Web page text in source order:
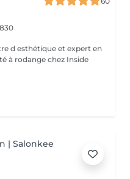
d esthétique et expert en
à rodange chez Inside